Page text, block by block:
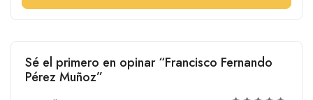
Sé el primero en opinar “Francisco Fernando
Pérez Muñoz”